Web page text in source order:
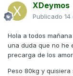
XDeymos
Publicado 14
Hola a todos
una duda que no he
precarga de los
Peso 80kg y